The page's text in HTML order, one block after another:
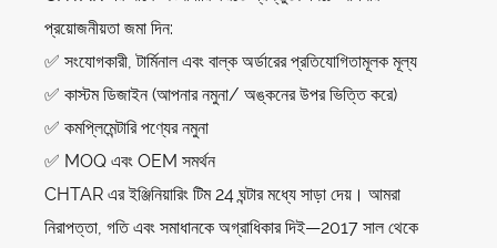
প্রয়োজনীয়তা জমা দিন:
✅ সংযোগকারী, টার্মিনাল এবং বাল্ক অর্ডারের প্রতিযোগিতামূলক মূল্য
✅ কাস্টম ডিজাইন (আপনার নমুনা/ অঙ্কনের উপর ভিত্তি করে)
✅ কমপ্লিমেন্টারি পণ্যের নমুনা
✅ MOQ এবং OEM সমর্থন
CHTAR এর ইঞ্জিনিয়ারিং টিম 24 ঘন্টার মধ্যে সাড়া দেয়। আমরা
নিরাপত্তা, গতি এবং সমাধানকে অগ্রাধিকার দিই—2017 সাল থেকে